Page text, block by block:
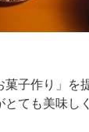
子作り」を
とても美味